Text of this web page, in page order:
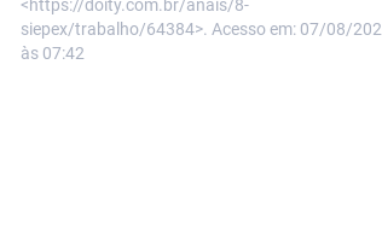
<https://doity.com.br/anais/8-
siepex/trabalho/64384>. Acesso em: 07/08/
às 07:42